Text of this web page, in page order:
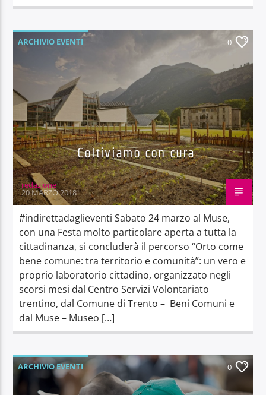
ARCHIVIO EVENTI 0
Coltiviamo con cura
redazione
20 MARZO 2018
#indirettadaglieventi Sabato 24 marzo al Muse,
con una Festa molto particolare aperta a tutta la
cittadinanza, si concluderà il percorso “Orto come
bene comune: tra territorio e comunità”: un vero e
proprio laboratorio cittadino, organizzato negli
scorsi mesi dal Centro Servizi Volontariato
trentino, dal Comune di Trento – Beni Comuni e
dal Muse – Museo […]
ARCHIVIO EVENTI 0